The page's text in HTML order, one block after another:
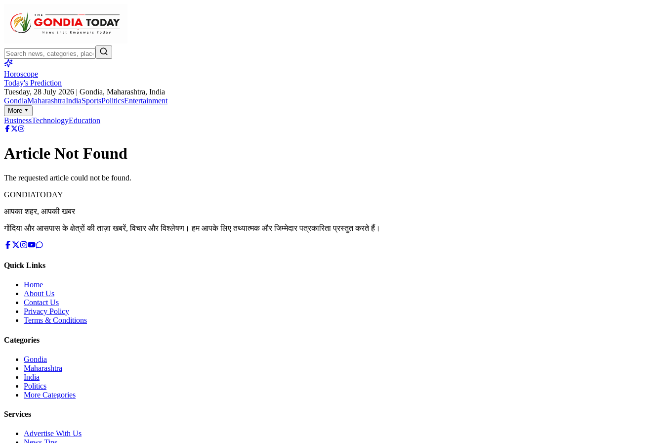
Horoscope
Today's Prediction
Tuesday, 28 July 2026 | Gondia, Maharashtra, India
GondiaMaharashtraIndiaSportsPoliticsEntertainment
More ▾
BusinessTechnologyEducation
Article Not Found
The requested article could not be found.
GONDIATODAY
आपका शहर, आपकी खबर
गोंदिया और आसपास के क्षेत्रों की ताज़ा खबरें, विचार और विश्लेषण। हम आपके लिए तथ्यात्मक और जिम्मेदार पत्रकारिता प्रस्तुत करते हैं।
Quick Links
Home
About Us
Contact Us
Privacy Policy
Terms & Conditions
Categories
Gondia
Maharashtra
India
Politics
More Categories
Services
Advertise With Us